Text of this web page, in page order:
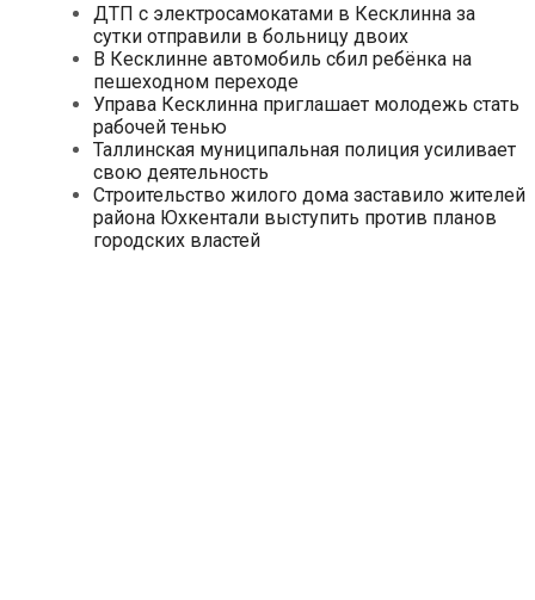
ДТП с электросамокатами в Кесклинна за
сутки отправили в больницу двоих
В Кесклинне автомобиль сбил ребёнка на
пешеходном переходе
Управа Кесклинна приглашает молодежь стать
рабочей тенью
Таллинская муниципальная полиция усиливает
свою деятельность
Строительство жилого дома заставило жителей
района Юхкентали выступить против планов
городских властей